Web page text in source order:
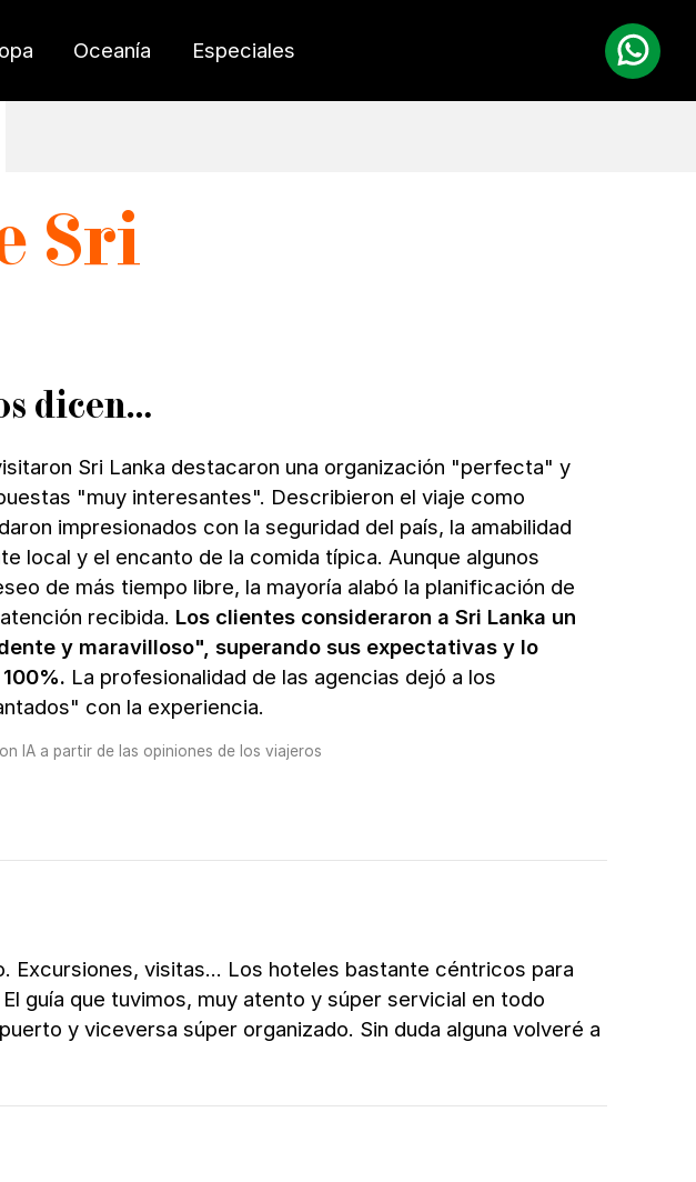
Oceanía Especiales
Sri
dicen…
Sri Lanka destacaron una organización "perfecta" y
"muy interesantes". Describieron el viaje como
impresionados con la seguridad del país, la amabilidad
local y el encanto de la comida típica. Aunque algunos
de más tiempo libre, la mayoría alabó la planificación de
recibida. Los clientes consideraron a Sri Lanka un
y maravilloso", superando sus expectativas y lo
La profesionalidad de las agencias dejó a los
con la experiencia.
IA a partir de las opiniones de los viajeros
Excursiones, visitas... Los hoteles bastante céntricos para
guía que tuvimos, muy atento y súper servicial en todo
y viceversa súper organizado. Sin duda alguna volveré a